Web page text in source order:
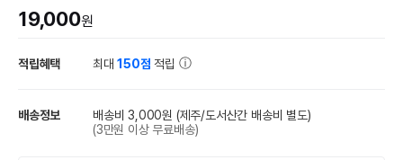
19,000원
적립혜택 최대150점 적립
배송정보 배송비 3,000원 (제주/도서산간 배송비 별도)
(3만원 이상 무료배송)